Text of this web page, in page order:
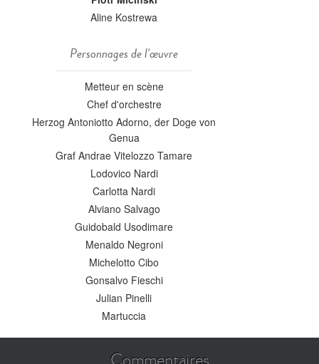
Aline Kostrewa
Personnages de l'œuvre
Metteur en scène
Chef d'orchestre
Herzog Antoniotto Adorno, der Doge von
Genua
Graf Andrae Vitelozzo Tamare
Lodovico Nardi
Carlotta Nardi
Alviano Salvago
Guidobald Usodimare
Menaldo Negroni
Michelotto Cibo
Gonsalvo Fieschi
Julian Pinelli
Martuccia